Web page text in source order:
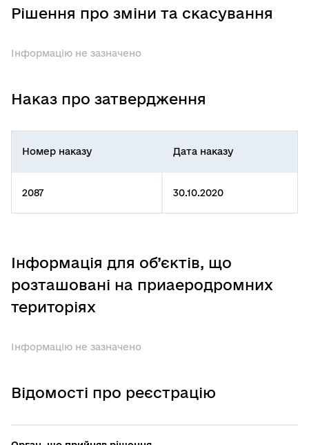
Рішення про зміни та скасування
Інформацію не зазначено
Наказ про затвердження
Номер наказу Дата наказу
2087 30.10.2020
Інформація для об’єктів, що
розташовані на приаеродромних
територіях
Інформацію не зазначено
Відомості про реєстрацію